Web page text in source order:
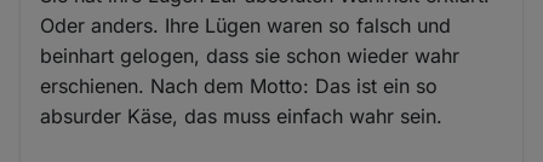
Oder anders. Ihre Lügen waren so falsch und
beinhart gelogen, dass sie schon wieder wahr
erschienen. Nach dem Motto: Das ist ein so
absurder Käse, das muss einfach wahr sein.